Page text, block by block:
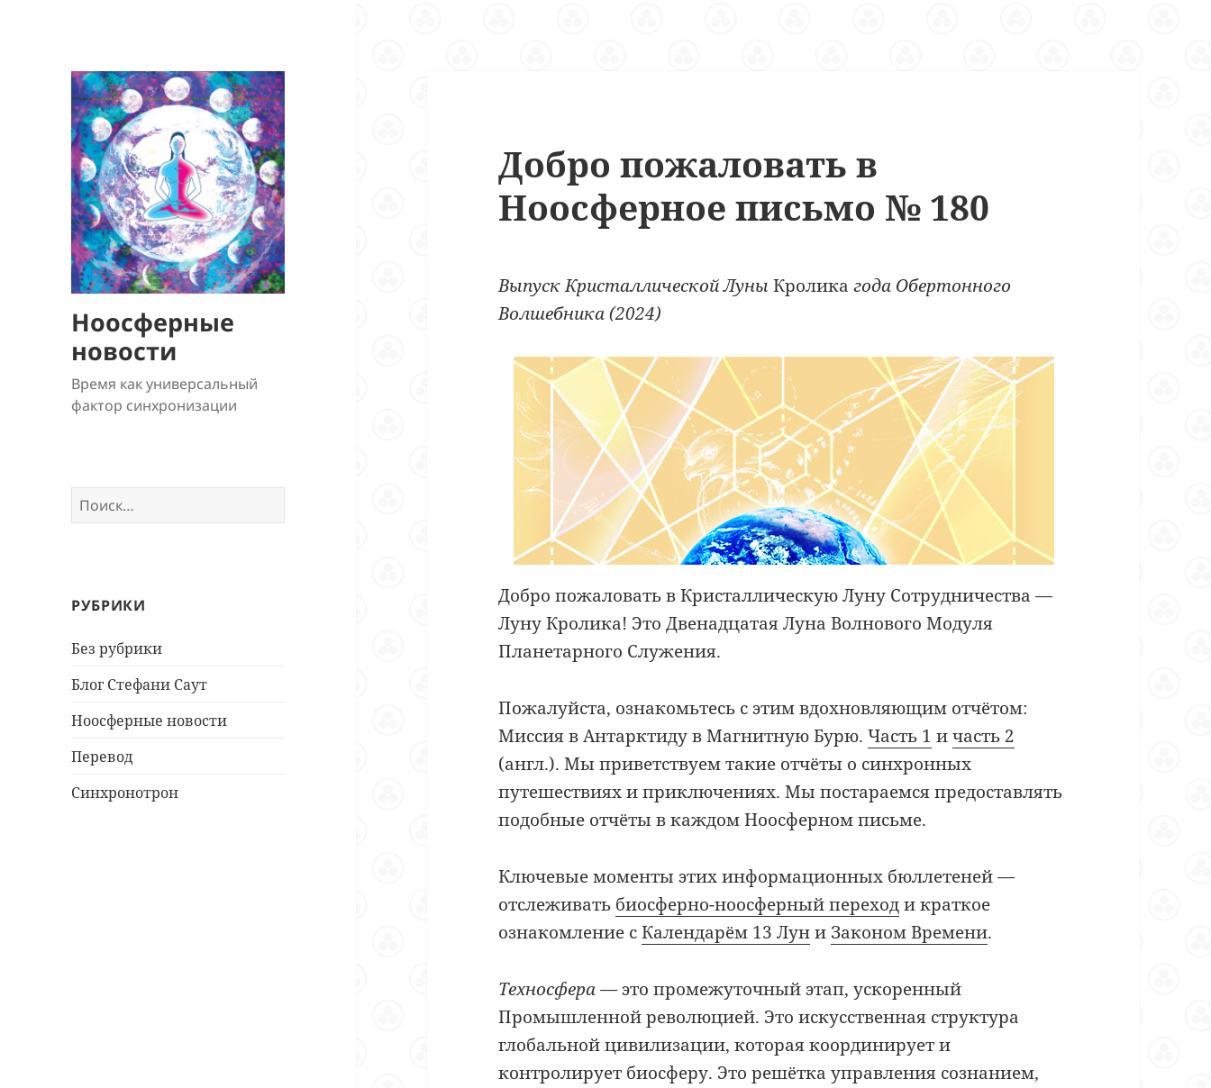
Ноосферные
новости
Время как универсальный
фактор синхронизации
Найти:
РУБРИКИ
Без рубрики
Блог Стефани Саут
Ноосферные новости
Перевод
Синхронотрон
Добро пожаловать в
Ноосферное письмо № 180
Выпуск Кристаллической ЛуныКроликагода Обертонного
Волшебника (2024)
Добро пожаловать в Кристаллическую Луну Сотрудничества —
Луну Кролика! Это Двенадцатая Луна Волнового Модуля
Планетарного Служения.
Пожалуйста, ознакомьтесь с этим вдохновляющим отчётом:
Миссия в Антарктиду в Магнитную Бурю.Часть 1 ичасть 2
(англ.). Мы приветствуем такие отчёты о синхронных
путешествиях и приключениях. Мы постараемся предоставлять
подобные отчёты в каждом Ноосферном письме.
Ключевые моменты этих информационных бюллетеней—
отслеживать биосферно-ноосферный переходи краткое
ознакомление сКалендарём 13 Луни Законом Времени.
Техносфера —это промежуточный этап, ускоренный
Промышленной революцией. Это искусственная структура
глобальной цивилизации, которая координирует и
контролирует биосферу. Это решётка управления сознанием,